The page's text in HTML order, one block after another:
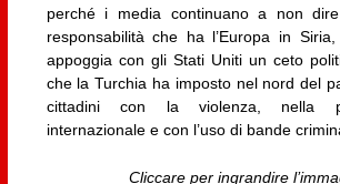
perché i media continuano a non
responsabilità che ha l’Europa in
appoggia con gli Stati Uniti un ceto
che la Turchia ha imposto nel nord del
cittadini con la violenza, nella
internazionale e con l’uso di bande
Cliccare per ingrandire